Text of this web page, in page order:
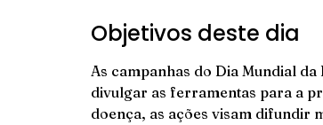
Objetivos deste dia
As campanhas do Dia Mundial
divulgar as ferramentas para a
doença, as ações visam difundir